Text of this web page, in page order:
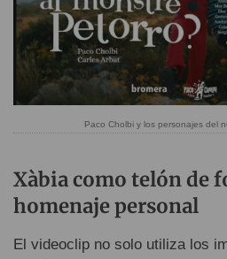
Paco Cholbi y los personajes del
Xàbia como telón de
homenaje personal
El videoclip no solo utiliza los